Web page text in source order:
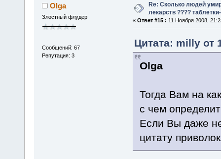
Olga
Злостный флудер
Сообщений: 67
Репутация: 3
Re: Сколько людей
лекарств ????
« Ответ #15 : 11 Ноября 2008,
Цитата: milly от
Olga
Тогда Вам на
с чем
Если Вы даже
цитату